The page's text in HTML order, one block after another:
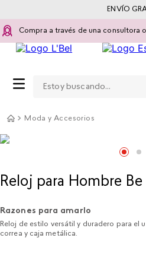
Compra a través de una consultora
ENVÍO
Moda y Accesorios
Reloj para Hombre
Razones para amarlo
Reloj de estilo versátil y duradero para el
correa y caja metálica.